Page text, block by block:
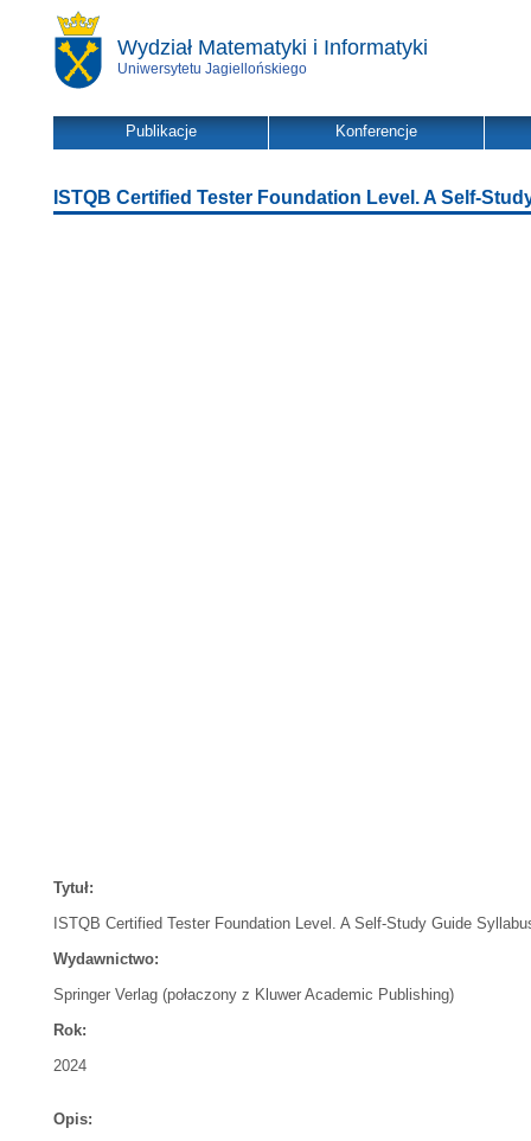
Wydział Matematyki i Informatyki
Uniwersytetu Jagiellońskiego
Publikacje Konferencje
ISTQB Certified Tester Foundation Level. A Self-
Tytuł:
ISTQB Certified Tester Foundation Level. A Self-Study Guide
Wydawnictwo:
Springer Verlag (połaczony z Kluwer Academic Publishing)
Rok:
2024
Opis: